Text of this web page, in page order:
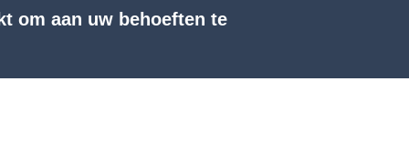
om aan uw behoeften te